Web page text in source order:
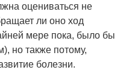
оцениваться не
ли оно ход
мере пока, было бы
но также потому,
болезни.